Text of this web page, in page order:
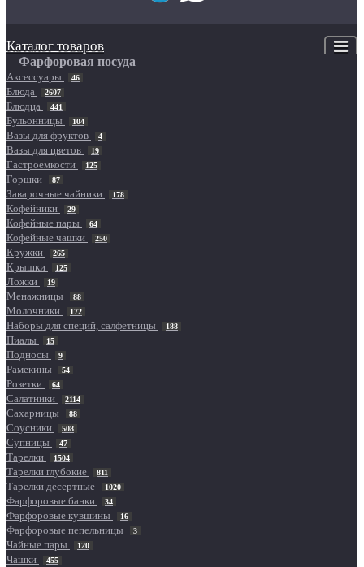
Каталог товаров
Фарфоровая посуда
Аксессуары 46
Блюда 2607
Блюдца 441
Бульонницы 104
Вазы для фруктов 4
Вазы для цветов 19
Гастроемкости 125
Горшки 87
Заварочные чайники 178
Кофейники 29
Кофейные пары 64
Кофейные чашки 250
Кружки 265
Крышки 125
Ложки 19
Менажницы 88
Молочники 172
Наборы для специй, салфетницы 188
Пиалы 15
Подносы 9
Рамекины 54
Розетки 64
Салатники 2114
Сахарницы 88
Соусники 508
Супницы 47
Тарелки 1504
Тарелки глубокие 811
Тарелки десертные 1020
Фарфоровые банки 34
Фарфоровые кувшины 16
Фарфоровые пепельницы 3
Чайные пары 120
Чашки 455